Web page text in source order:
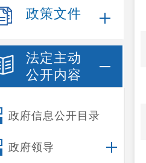
政策文件
法定主动
公开内容
政府信息公开目录
政府领导